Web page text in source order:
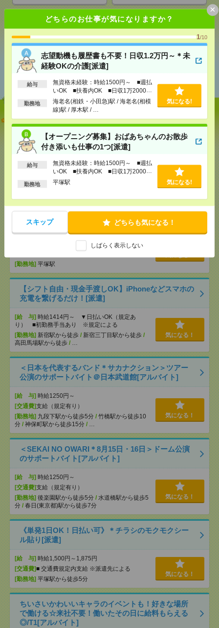
どちらのお仕事が気になりますか？
1/10
志望動機も履歴書も不要！日収1.2万円～＊未
経験OKの介護[派遣]
給与
無資格未経験：時給1500円～ ■週払
いOK ■扶養内OK ■日収1万2000円
以上
勤務地
海老名(相鉄・小田急)駅 / 海老名(相模
線)駅 / 厚木駅 / …
気になる!
【オープニング募集】おばあちゃんのお散歩
付き添いも仕事の1つ[派遣]
給与
無資格未経験：時給1500円～ ■週払
いOK ■扶養内OK ■日収1万2000円
以上
勤務地 平塚駅 気になる!
スキップ どちらも気になる！
しばらく表示しない
×
シェア ツイート ブックマーク
あなたの閲覧履歴からの
志望動機も履歴書も不要！日収1.2万円～＊未経験OK
の介護[派遣]
[給 与]
無資格未経験：時給1500円～ ■週払い
OK ■扶養内OK ■日収1万2000円以上
[交通費]交通費全額支給
海老名(相鉄・小田急)駅/
海老名(相模線)駅
厚木駅/…
気になる！
【オープニング募集】おばあちゃんのお散歩付き添
いも仕事の1つ[派遣]
[給 与]無資格未経験：時給1500円～ ■週払い
OK ■扶養内OK ■日収1万2000円以上
[勤務地] 平塚駅
【シフト自由・現金手渡しOK】iPhoneなどスマホの
充電を繋げるだけ！[派遣]
[給 与] 時給1414円～ ▼日払いOK（規定あ
り） ■初勤務手当あり ※規定による
[勤務地] 新宿駅から徒歩 / 新宿三丁目駅から徒歩 /
高田馬場駅から徒歩 / …
気になる！
＜日本を代表するバンド＊サカナクション＞ツアー
公演のサポートバイト＠日本武道館[アルバイト]
[給 与] 時給1250円～
[交通費]支給（規定有り）
[勤務地] 九段下駅から徒歩5分 / 竹橋駅から徒歩10
分 / 神保町駅から徒歩15分 / …
気になる！
＜SEKAI NO OWARI＊8月15日・16日＞ドーム公演
のサポートバイト[アルバイト]
[給 与] 時給1250円～
[交通費]支給（規定有り）
[勤務地] 後楽園駅から徒歩5分 / 水道橋駅から徒歩5
分 / 春日(東京都)駅から徒歩7分
気になる！
《単発1日OK！日払い可》＊チラシのモクモクシー
ル貼り[派遣]
[給 与] 時給1,500円～1,875円
[交通費]■ 交通費規定内支給 ※派遣先による
[勤務地] 平塚駅から徒歩5分
気になる！
ちいさいかわいいキャラのイベントも！好きな場所
で働ける☆来社不要！働いたその日に給料もらえる
◎/T1[アルバイト]